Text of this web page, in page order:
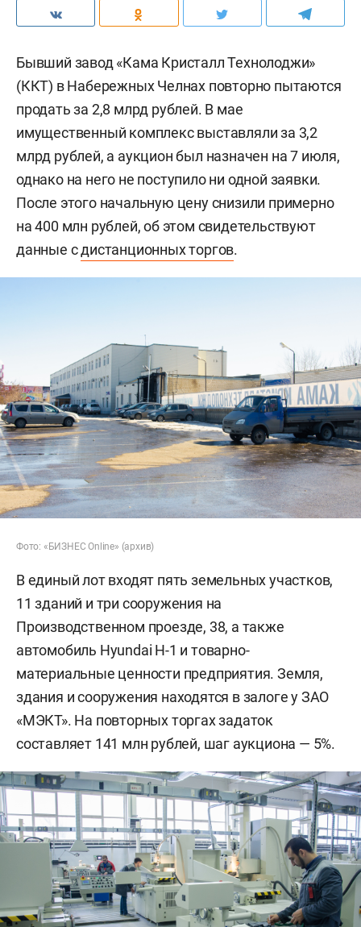
Бывший завод «Кама Кристалл Технолоджи»
(ККТ) в Набережных Челнах повторно пытаются
продать за 2,8 млрд рублей. В мае
имущественный комплекс выставляли за 3,2
млрд рублей, а аукцион был назначен на 7 июля,
однако на него не поступило ни одной заявки.
После этого начальную цену снизили примерно
на 400 млн рублей, об этом свидетельствуют
данные сдистанционных торгов.
Фото: «БИЗНЕС Online» (архив)
В единый лот входят пять земельных участков,
11 зданий и три сооружения на
Производственном проезде, 38, а также
автомобиль Hyundai H-1 и товарно-
материальные ценности предприятия. Земля,
здания и сооружения находятся в залоге у ЗАО
«МЭКТ». На повторных торгах задаток
составляет 141 млн рублей, шаг аукциона — 5%.